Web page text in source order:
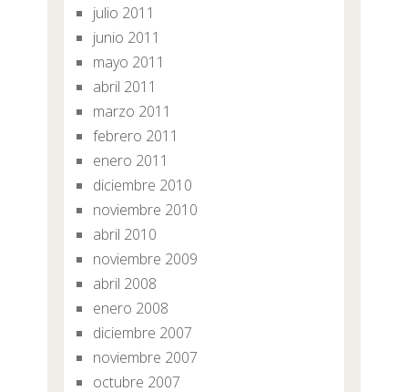
julio 2011
junio 2011
mayo 2011
abril 2011
marzo 2011
febrero 2011
enero 2011
diciembre 2010
noviembre 2010
abril 2010
noviembre 2009
abril 2008
enero 2008
diciembre 2007
noviembre 2007
octubre 2007